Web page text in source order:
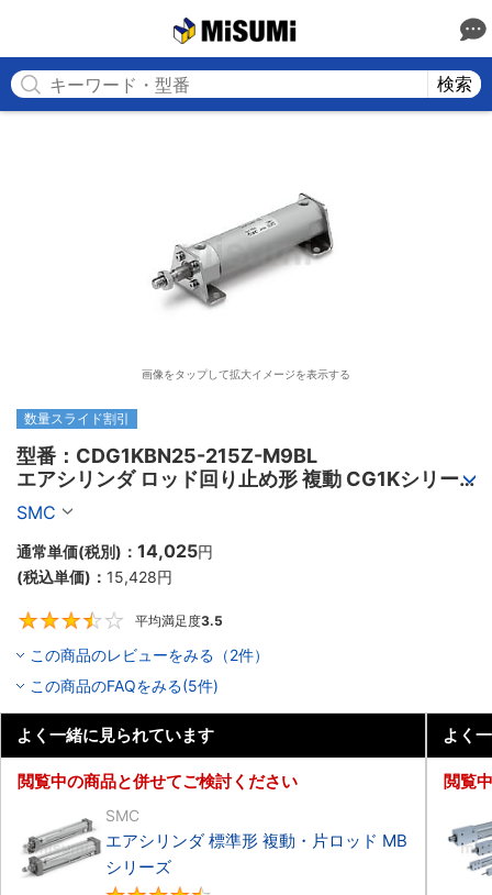
検索
画像をタップして拡大イメージを表示する
数量スライド割引
型番：CDG1KBN25-215Z-M9BL
エアシリンダ ロッド回り止め形 複動 CG1Kシリー
ズ
SMC
通常単価(税別)： 14,025円
(税込単価)： 15,428円
平均満足度3.5
この商品のレビューをみる（2件）
この商品のFAQをみる(5件)
よく一緒に見られています
閲覧中の商品と併せてご検討ください
SMC
エアシリンダ 標準形 複動・片ロッド MB
シリーズ
よく
閲覧